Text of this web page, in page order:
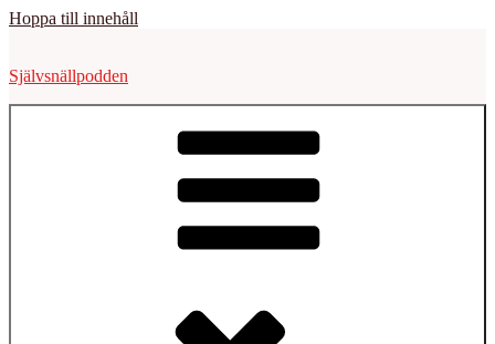
Hoppa till innehåll
Självsnällpodden